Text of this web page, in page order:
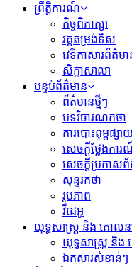
ព្រឹត្តិការណ៍
កិច្ចពិភាក្សា
វគ្គតម្រង់ទិស
វេទិកាសារព័ត៌មា
សិក្ខាសាលា
បន្ទប់ព័ត៌មាន
ព័ត៌មានថ្មីៗ
បទវិចារណកថា
ការបោះពុម្ពផ្សាយ
សេចក្តីថ្លែងកា
សេចក្ដីប្រកាសព័
សុន្ទរកថា
រូបភាព
វីដេអូ
យុទ្ធសាស្រ្ត និង គោល
យុទ្ធសាស្រ្ត និ
ឯកសារសំខាន់ៗ